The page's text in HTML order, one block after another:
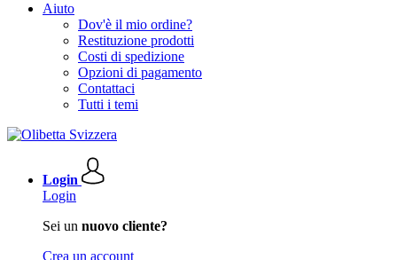
Aiuto
Dov'è il mio ordine?
Restituzione prodotti
Costi di spedizione
Opzioni di pagamento
Contattaci
Tutti i temi
Login
Login
Sei un nuovo cliente?
Crea un account